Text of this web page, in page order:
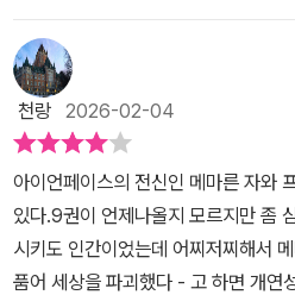
천랑 2026-02-04
아이언페이스의 전신인 메마른 자와
있다.9권이 언제나올지 모르지만 좀
시키도 인간이었는데 어찌저찌해서
품어 세상을 파괴했다 - 고 하면 개연